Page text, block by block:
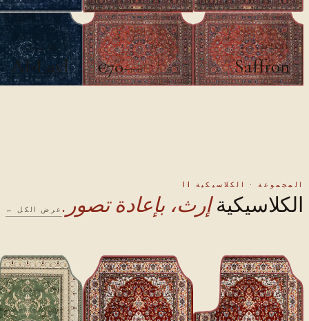
الكلاسيكية
Saffron
€100
€70
الكلاسيكية
Al-Layl
المجموعة · الكلاسيكية II
الكلاسيكية إرث، بإعادة تصور. عرض الكل ←